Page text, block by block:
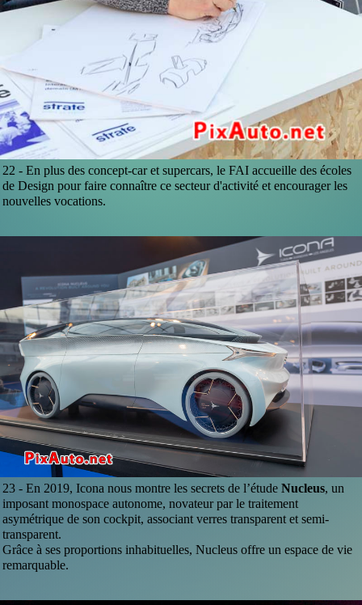
22 -En plus des concept-car et supercars, le FAI accueille des écoles
de Design pour faire connaître ce secteur d'activité et encourager les
nouvelles vocations.
23 -En 2019, Icona nous montre les secrets de l’étudeNucleus, un
imposant monospace autonome, novateur par le traitement
asymétrique de son cockpit, associant verres transparent et semi-
transparent.
Grâce à ses proportions inhabituelles, Nucleus offre un espace de vie
remarquable.